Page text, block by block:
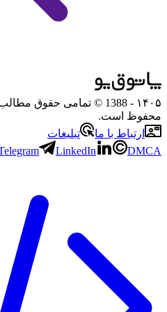
۱۴۰۵
- 1388 © تمامی حقوق
محفوظ است.
ارتباط با ما
تبلیغات
LinkedIn DMCA